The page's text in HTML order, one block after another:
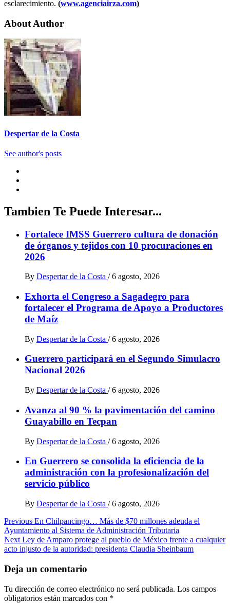
esclarecimiento. (www.agenciairza.com)
About Author
Despertar de la Costa
See author's posts
Tambien Te Puede Interesar...
Fortalece IMSS Guerrero cultura de donación
de órganos y tejidos con 10 procuraciones en
2026
By Despertar de la Costa / 6 agosto, 2026
Exhorta el Congreso a Sagadegro para
fortalecer el Programa de Apoyo a Productores
de Maíz
By Despertar de la Costa / 6 agosto, 2026
Guerrero participará en el Segundo Simulacro
Nacional 2026
By Despertar de la Costa / 6 agosto, 2026
Avanza al 90 % la pavimentación del camino
Guayabillo en Tecpan
By Despertar de la Costa / 6 agosto, 2026
En Guerrero se consolida la eficiencia de la
administración con la profesionalización del
servicio público
By Despertar de la Costa / 6 agosto, 2026
Post
navigation
Previous En Chilpancingo… Más de $70 millones adeuda el
Ayuntamiento al Sistema de Administración Tributaria
Next Ley de Amparo protege al pueblo de México frente a cualquier
acto injusto de la autoridad: presidenta Claudia Sheinbaum
Deja un comentario
Tu dirección de correo electrónico no será publicada. Los campos
obligatorios están marcados con *